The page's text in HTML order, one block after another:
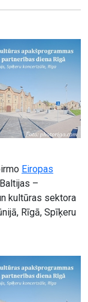
Eiropas
Baltijas –
kultūras sektora
Rīgā, Spīķeru